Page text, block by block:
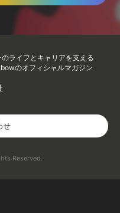
ライフとキャリアを支える
のオフィシャルマガジン
せ
Reserved.